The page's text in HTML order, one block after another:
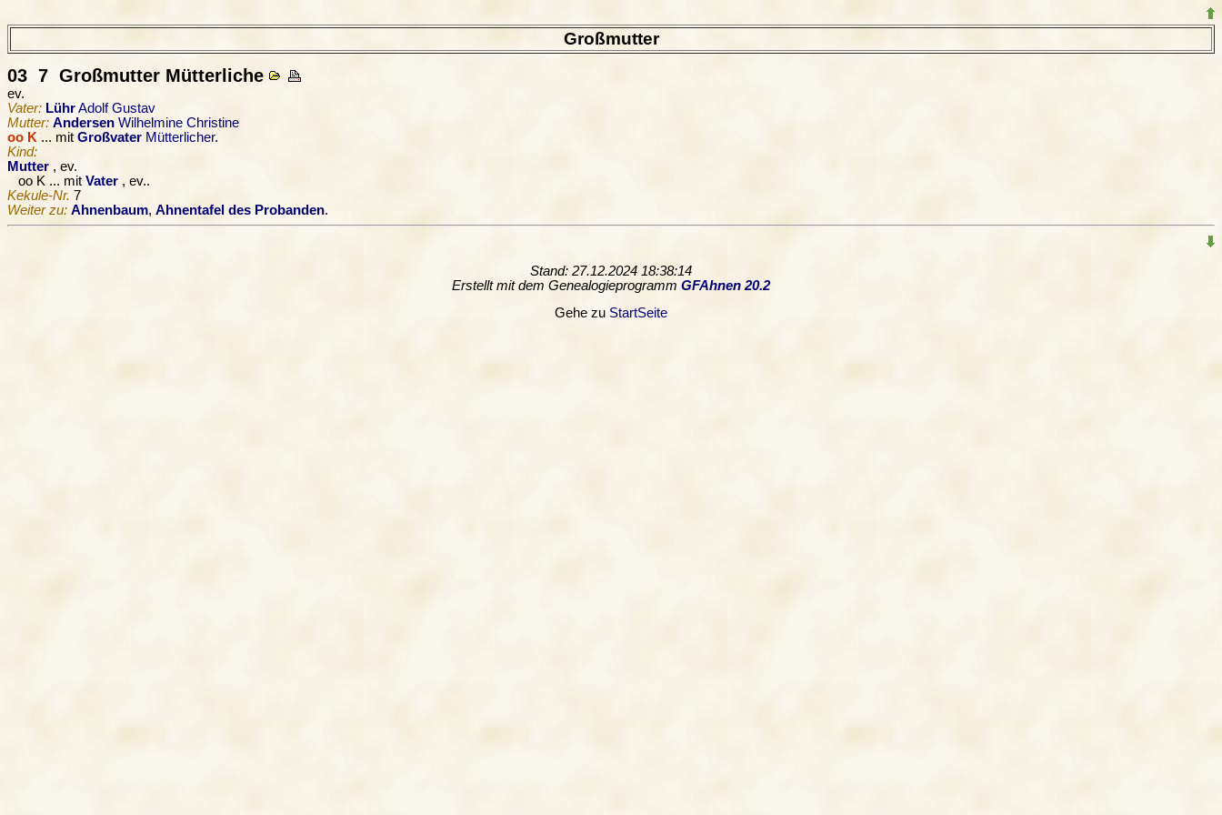
Großmutter
03 7 Großmutter Mütterliche
ev.
Vater: LührAdolf Gustav
Mutter: Andersen Wilhelmine Christine
oo K ... mit Großvater Mütterlicher.
Kind:
Mutter , ev.
oo K ... mitVater , ev..
Kekule-Nr. 7
Weiter zu: Ahnenbaum, Ahnentafel des Probanden.
Stand: 27.12.2024 18:38:14
Erstellt mit dem Genealogieprogramm GFAhnen 20.2
Gehe zu StartSeite